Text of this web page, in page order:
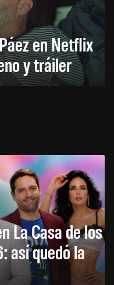
en Netflix
y tráiler
La Casa de los
así quedó la